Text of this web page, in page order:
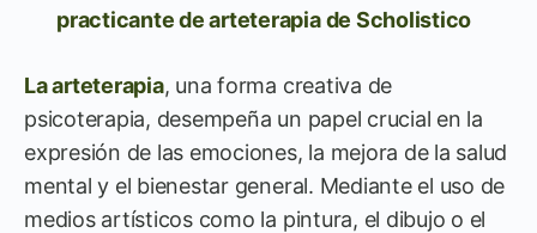
practicante de arteterapia de Scholistico
La arteterapia, una forma creativa de
psicoterapia, desempeña un papel crucial en la
expresión de las emociones, la mejora de la salud
mental y el bienestar general. Mediante el uso de
medios artísticos como la pintura, el dibujo o el